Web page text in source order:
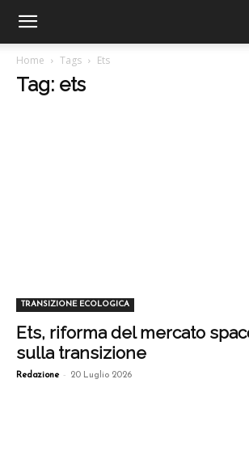
Home Tags Ets
Tag: ets
TRANSIZIONE ECOLOGICA
Ets, riforma del mercato
sulla transizione
Redazione - 20 Luglio 2026